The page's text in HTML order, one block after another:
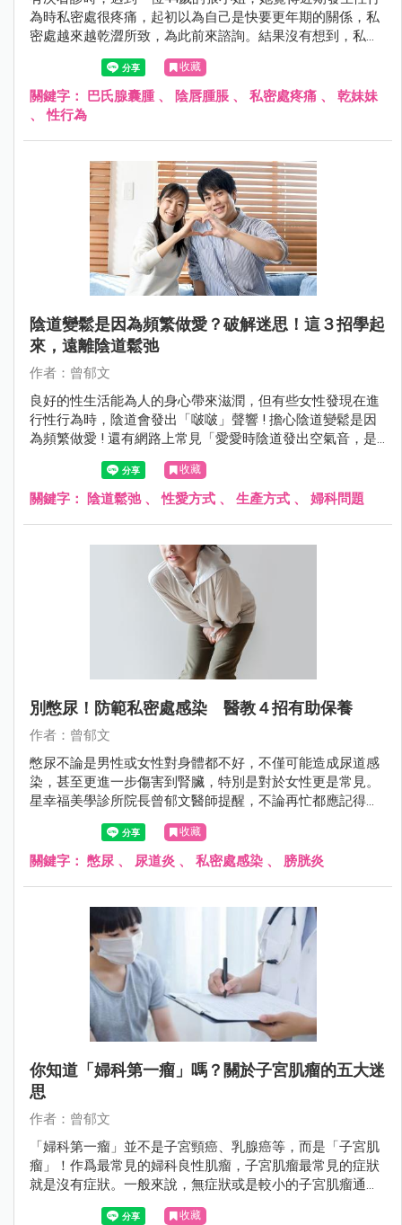
為時私密處很疼痛，起初以為自己是快要更年期的關係，私
密處越來越乾澀所致，為此前來諮詢。結果沒有想到，私密
處的乾澀問題並不是因為快要更年期的關係！究竟還有什麼
原因會導致突然擁有「乾妹妹」？！就讓我們繼續看下去
吧！
收藏
關鍵字： 巴氏腺囊腫、 陰唇腫脹 、 私密處疼痛 、 乾妹妹
、性行為
陰道變鬆是因為頻繁做愛？破解迷思！這３招學起
來，遠離陰道鬆弛
作者：曾郁文
良好的性生活能為人的身心帶來滋潤，但有些女性發現在進
行性行為時，陰道會發出「啵啵」聲響 ! 擔心陰道變鬆是因
為頻繁做愛 ! 還有網路上常見「愛愛時陰道發出空氣音，是
陰道鬆弛嗎？」的說法，今天就來為大家說明陰道鬆弛及預
收藏
關鍵字： 陰道鬆弛、性愛方式 、 生產方式 、 婦科問題
別憋尿！防範私密處感染 醫教４招有助保養
作者：曾郁文
憋尿不論是男性或女性對身體都不好，不僅可能造成尿道感
染，甚至更進一步傷害到腎臟，特別是對於女性更是常見。
星幸福美學診所院長曾郁文醫師提醒，不論再忙都應記得上
廁所，以避免感染情況發生。
收藏
關鍵字： 憋尿 、 尿道炎 、 私密處感染 、 膀胱炎
你知道「婦科第一瘤」嗎？關於子宮肌瘤的五大迷
思
作者：曾郁文
「婦科第一瘤」並不是子宮頸癌、乳腺癌等，而是「子宮肌
瘤」！作爲最常見的婦科良性肌瘤，子宮肌瘤最常見的症狀
就是沒有症狀。一般來說，無症狀或是較小的子宮肌瘤通常
不需要手術方式處理，但若出現下列4種情況，就要注意
收藏